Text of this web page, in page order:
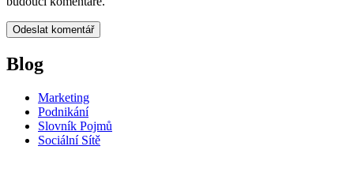
Blog
Marketing
Podnikání
Slovník Pojmů
Sociální Sítě